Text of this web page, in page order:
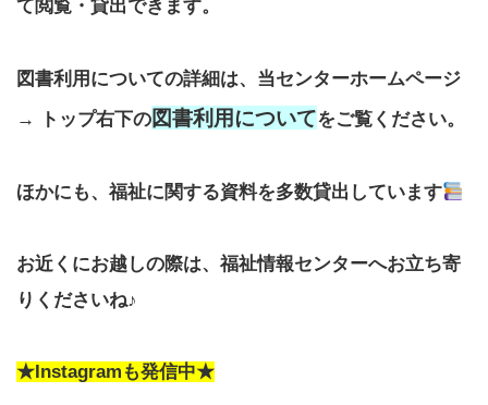
て閲覧・貸出できます。
図書利用についての詳細は、当センターホームページ
→ トップ右下の図書利用についてをご覧ください。
ほかにも、福祉に関する資料を多数貸出しています
お近くにお越しの際は、福祉情報センターへお立ち寄
りくださいね♪
★Instagramも発信中★